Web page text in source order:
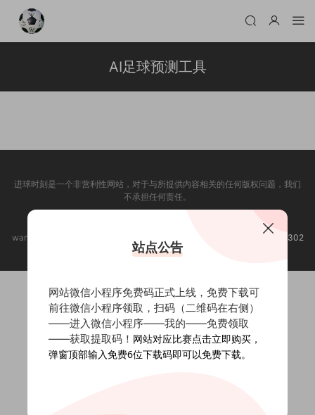
AI足球预测工具
进球时刻是一个非营利性网站，对于与所提供内容相关的任何版权问题，我们
不承担任何责任。
举报邮箱：
wanjiang_61@163.com 进球时刻 @2020-2025
渝ICP备2022006302
号-3
站点公告
网站微信小程序免费码正式上线，免费下载可
前往微信小程序领取，扫码（二维码在右侧）
——进入微信小程序——我的——免费领取
——获取提取码！ 网站对应比赛点击立即购买，
弹窗顶部输入免费6位下载码即可以免费下载。